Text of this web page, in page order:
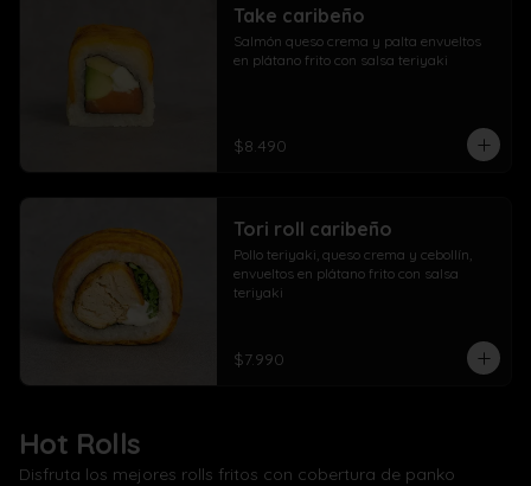
Take caribeño
Salmón queso crema y palta envueltos
en plátano frito con salsa teriyaki
$8.490
Tori roll caribeño
Pollo teriyaki, queso crema y cebollín,
envueltos en plátano frito con salsa
teriyaki
$7.990
Hot Rolls
Disfruta los mejores rolls fritos con cobertura de panko